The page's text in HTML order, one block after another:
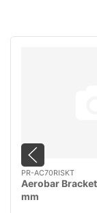
PR-AC70RISKT
Aerobar
mm